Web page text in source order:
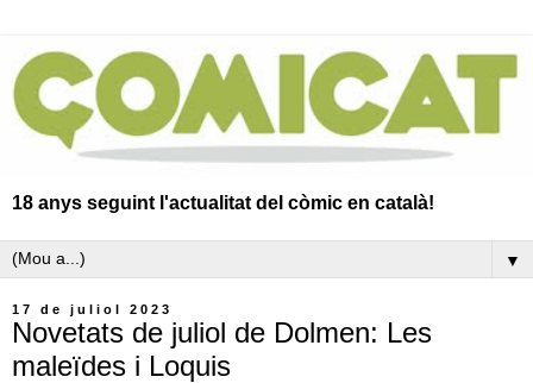
18 anys seguint l'actualitat del còmic en català!
▼
17 de juliol 2023
Novetats de juliol de Dolmen: Les
maleïdes i Loquis